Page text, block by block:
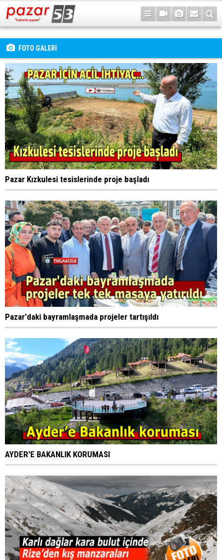
FOTO GALERİ
Pazar Kızkulesi tesislerinde proje başladı
Pazar'daki bayramlaşmada projeler tartışıldı
AYDER'E BAKANLIK KORUMASI